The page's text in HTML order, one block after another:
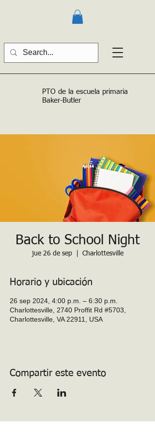
PTO de la escuela primaria
Baker-Butler
Back to School Night
jue 26 de sep
  |
Charlottesville
Horario y ubicación
26 sep 2024, 4:00 p.m. – 6:30 p.m.
Charlottesville, 2740 Proffit Rd #5703,
Charlottesville, VA 22911, USA
Compartir este evento